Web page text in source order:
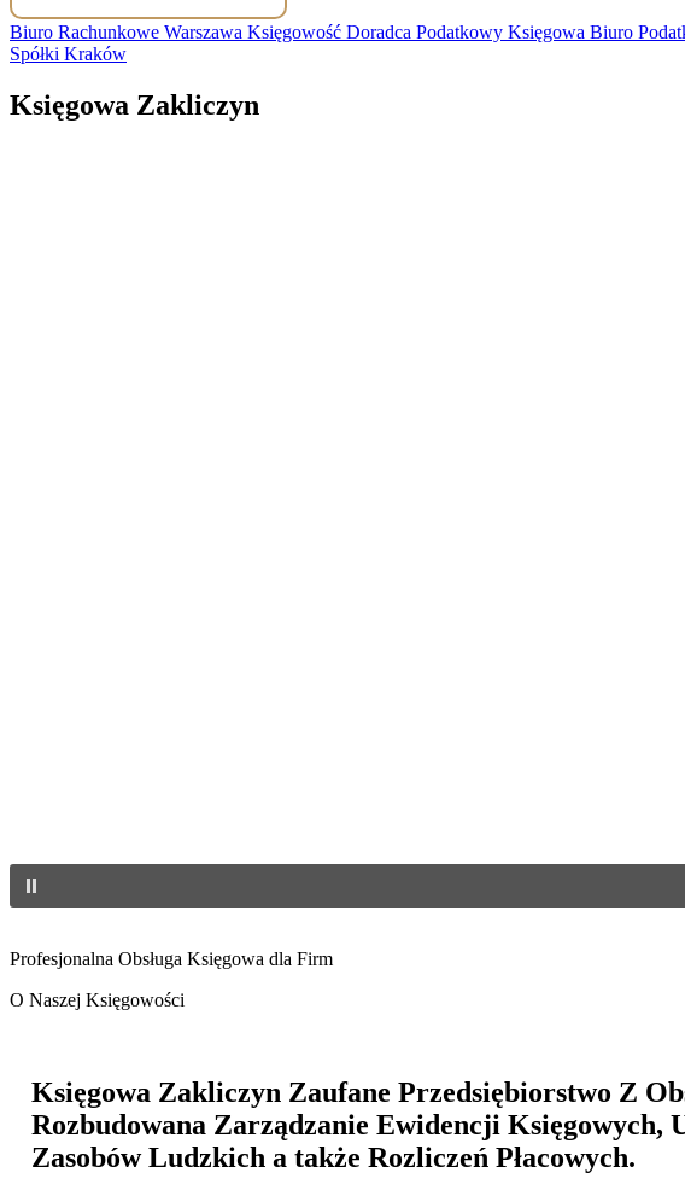
Biuro Rachunkowe Warszawa Księgowość Doradca Podatkowy Księgowa Biuro
Spółki Kraków
Księgowa Zakliczyn
Profesjonalna Obsługa Księgowa dla Firm
O Naszej Księgowości
Księgowa Zakliczyn Zaufane Przedsiębiorstwo Z
Rozbudowana Zarządzanie Ewidencji Księgowych,
Zasobów Ludzkich a także Rozliczeń Płacowych.